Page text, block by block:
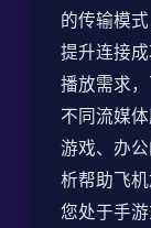
的传输模
提升连接
播放需求
不同流媒
游戏、办
析帮助飞
您处于手